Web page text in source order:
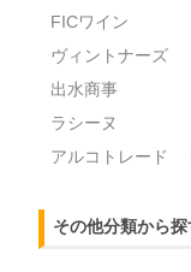
FICワイン
ヴィントナーズ
出水商事
ラシーヌ
アルコトレード
その他分類から探